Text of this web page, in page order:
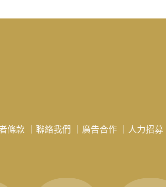
條款 ｜聯絡我們 廣告合作 人力招募